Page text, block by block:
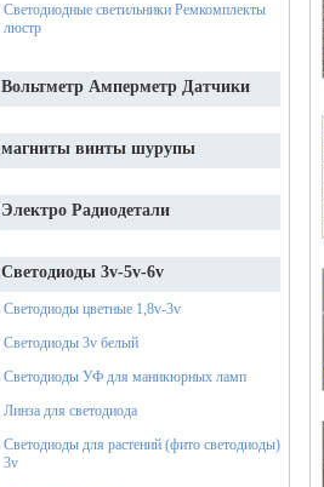
Светодиодные светильники Ремкомплекты
люстр
Вольтметр Амперметр Датчики
магниты винты шурупы
Электро Радиодетали
Светодиоды 3v-5v-6v
Светодиоды цветные 1,8v-3v
Светодиоды 3v белый
Светодиоды УФ для маникюрных ламп
Линза для светодиода
Светодиоды для растений (фито светодиоды)
3v